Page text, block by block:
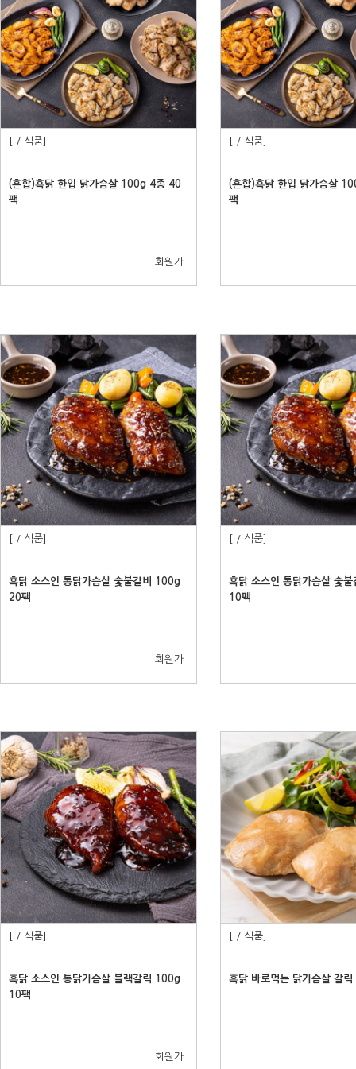
[ / 식품]
(혼합)흑닭 한입 닭가슴살 100g 4종 40
팩
회원가
[ / 식품]
(혼합)흑닭 한입 닭가슴살
팩
[ / 식품]
흑닭 소스인 통닭가슴살 숯불갈비 100g
20팩
회원가
[ / 식품]
흑닭 소스인 통닭가슴살 숯
10팩
[ / 식품]
흑닭 소스인 통닭가슴살 블랙갈릭 100g
10팩
회원가
[ / 식품]
흑닭 바로먹는 닭가슴살 갈